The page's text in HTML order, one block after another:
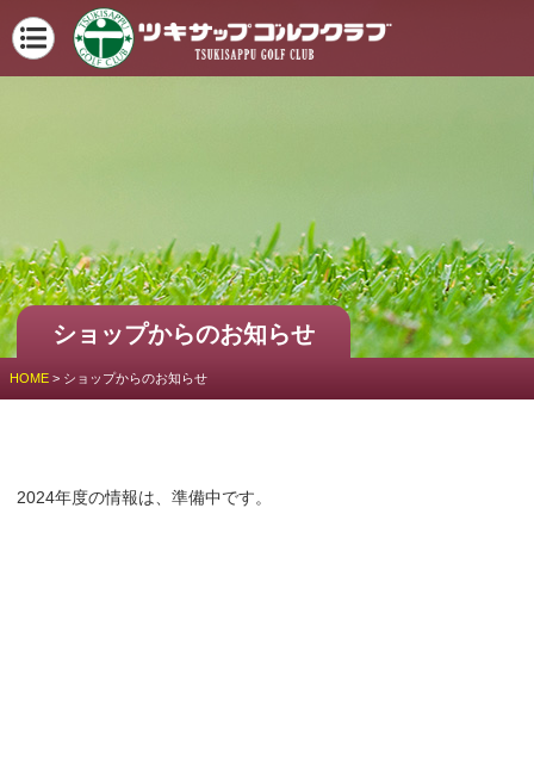
ショップからのお知らせ
HOME > ショップからのお知らせ
2024年度の情報は、準備中です。